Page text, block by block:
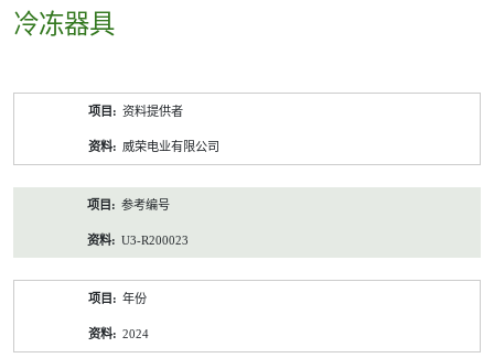
冷冻器具
资料提供者
威荣电业有限公司
参考编号
U3-R200023
年份
2024